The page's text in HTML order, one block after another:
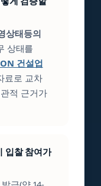
상태등의
상태를
건설업
료로 교차
적 근거가
입찰 참여가